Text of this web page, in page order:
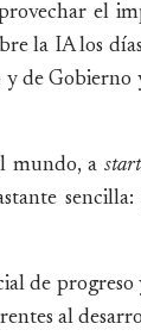
el
la IA los
de
mundo, a
de
al